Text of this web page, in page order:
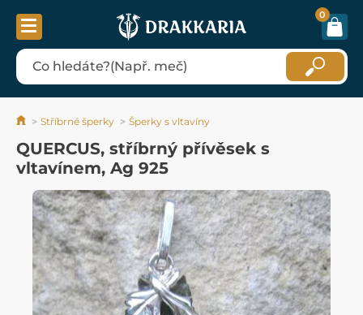
0
Stříbrné šperky Šperky s vltavíny
QUERCUS, stříbrný přívěsek s
vltavínem, Ag 925